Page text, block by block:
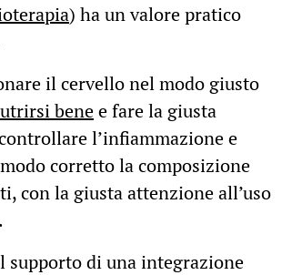
) ha un valore pratico
il cervello nel modo giusto
benee fare la giusta
l’infiammazione e
corretto la composizione
con la giusta attenzione all’uso
supporto di una integrazione